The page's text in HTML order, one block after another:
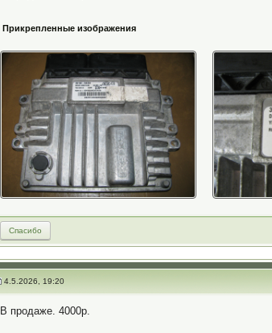
Прикрепленные изображения
Спасибо
4.5.2026, 19:20
В продаже. 4000р.